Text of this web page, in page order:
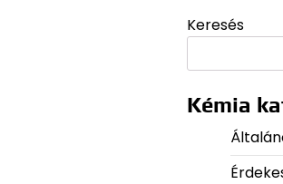
Keresés
Kémia